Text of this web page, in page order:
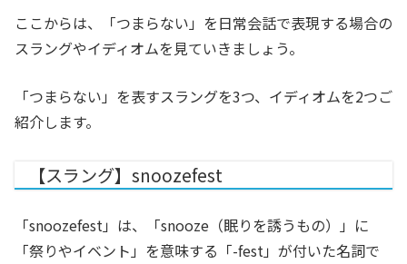
ここからは、「つまらない」を日常会話で表現する場合の
スラングやイディオムを見ていきましょう。
「つまらない」を表すスラングを3つ、イディオムを2つご
紹介します。
【スラング】snoozefest
「snoozefest」は、「snooze（眠りを誘うもの）」に
「祭りやイベント」を意味する「-fest」が付いた名詞で